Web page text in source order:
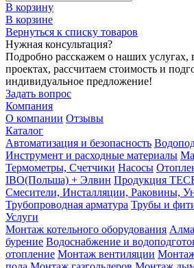
В корзину
В корзине
Вернуться к списку товаров
Нужная консультация?
Подробно расскажем о наших услугах,
проектах, рассчитаем стоимость и
индивидуальное предложение!
Задать вопрос
Компания
О компании Отзывы
Каталог
Автоматизация и безопасность
Инструмент и расходные материалы
Термометры, Счетчики Насосы
IBO(Польша) + Элвин Продукция
Смесители, Инсталляции, Раковины,
Трубопроводная арматура Трубы и
Услуги
Монтаж котельного оборудования
бурение Водоснабжение и
отопление Монтаж вентиляции Монтаж